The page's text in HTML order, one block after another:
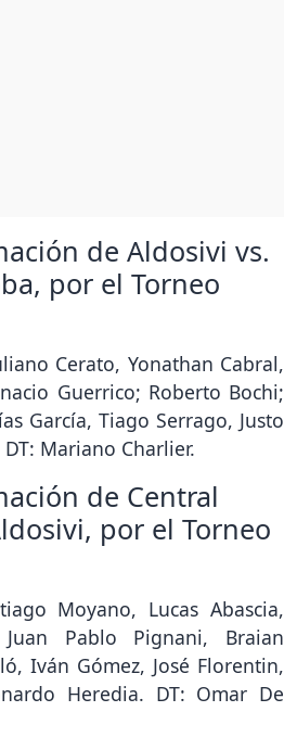
de Aldosivi vs.
por el Torneo
Cerato, Yonathan Cabral,
Guerrico; Roberto Bochi;
García, Tiago Serrago, Justo
Mariano Charlier.
de Central
por el Torneo
Moyano, Lucas Abascia,
Juan Pablo Pignani, Braian
Iván Gómez, José Florentin,
Heredia. DT: Omar De